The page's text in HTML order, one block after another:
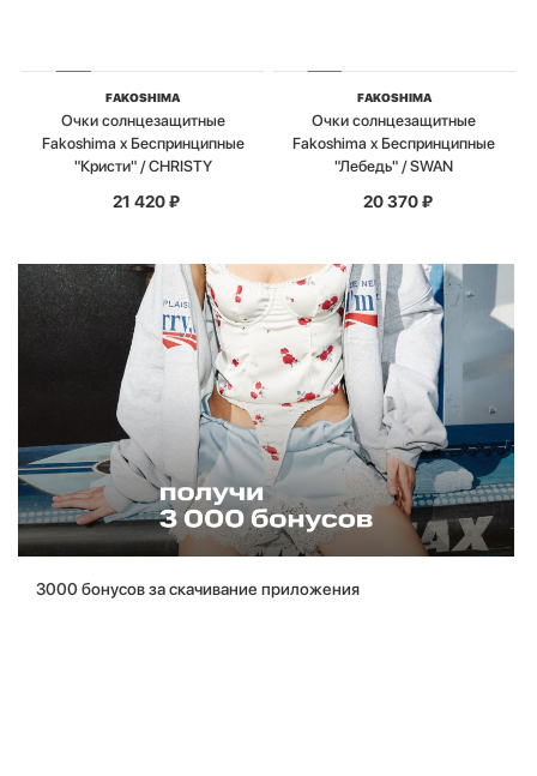
FAKOSHIMA
Очки солнцезащитные
Fakoshima x Беспринципные
"Кристи" / CHRISTY
21 420₽
FAKOSHIMA
Очки солнцезащитные
Fakoshima x Беспринципные
"Лебедь" / SWAN
20 370₽
3000 бонусов за скачивание приложения